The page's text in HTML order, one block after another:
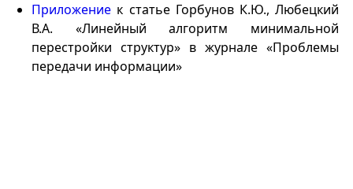
Приложение к статье Горбунов К.Ю., Любецкий
В.А. «Линейный алгоритм минимальной
перестройки структур» в журнале «Проблемы
передачи информации»